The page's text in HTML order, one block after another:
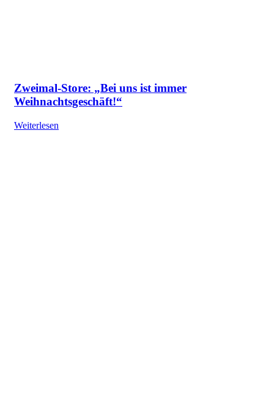
Zweimal-Store: „Bei uns ist immer
Weihnachtsgeschäft!“
Weiterlesen